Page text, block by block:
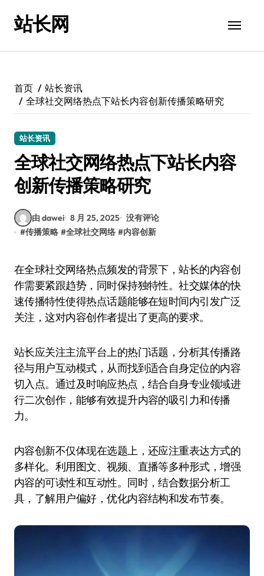
站长网
首页
站长资讯
全球社交网络热点下站长内容创新传播策略研究
站长资讯
全球社交网络热点下站长内容
创新传播策略研究
由 dawei 8 月 25, 2025 没有评论
#传播策略 #全球社交网络 #内容创新
在全球社交网络热点频发的背景下，站长的内容创
作需要紧跟趋势，同时保持独特性。社交媒体的快
速传播特性使得热点话题能够在短时间内引发广泛
关注，这对内容创作者提出了更高的要求。
站长应关注主流平台上的热门话题，分析其传播路
径与用户互动模式，从而找到适合自身定位的内容
切入点。通过及时响应热点，结合自身专业领域进
行二次创作，能够有效提升内容的吸引力和传播
力。
内容创新不仅体现在选题上，还应注重表达方式的
多样化。利用图文、视频、直播等多种形式，增强
内容的可读性和互动性。同时，结合数据分析工
具，了解用户偏好，优化内容结构和发布节奏。